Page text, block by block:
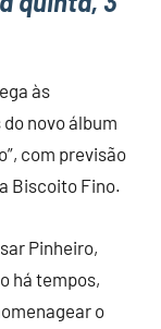
às
novo álbum
com previsão
Biscoito Fino.
Pinheiro,
há tempos,
o